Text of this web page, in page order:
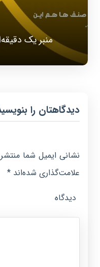
منبر یک
دیدگاهتان را
نشانی ایمیل شما
علامت‌گذاری شده‌اند*
دیدگاه